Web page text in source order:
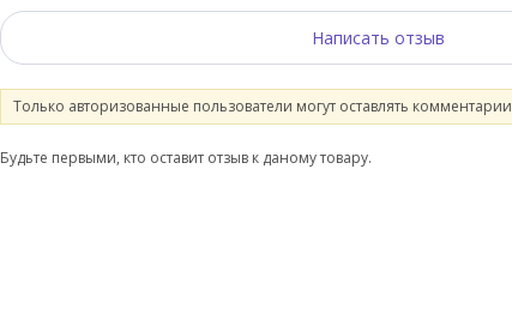
Написать отзыв
Только авторизованные пользователи могут оставлять комментарии
Будьте первыми, кто оставит отзыв к даному товару.